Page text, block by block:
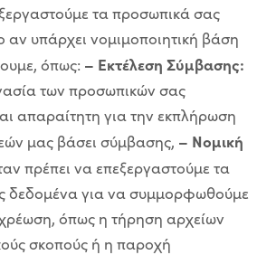
τα προσωπικά σας
υπάρχει νομιμοποιητική βάση
όπως: – Εκτέλεση Σύμβασης:
των προσωπικών σας
απαραίτητη για την εκπλήρωση
μας βάσει σύμβασης, – Νομική
πρέπει να επεξεργαστούμε τα
δεδομένα για να συμμορφωθούμε
όπως η τήρηση αρχείων
σκοπούς ή η παροχή